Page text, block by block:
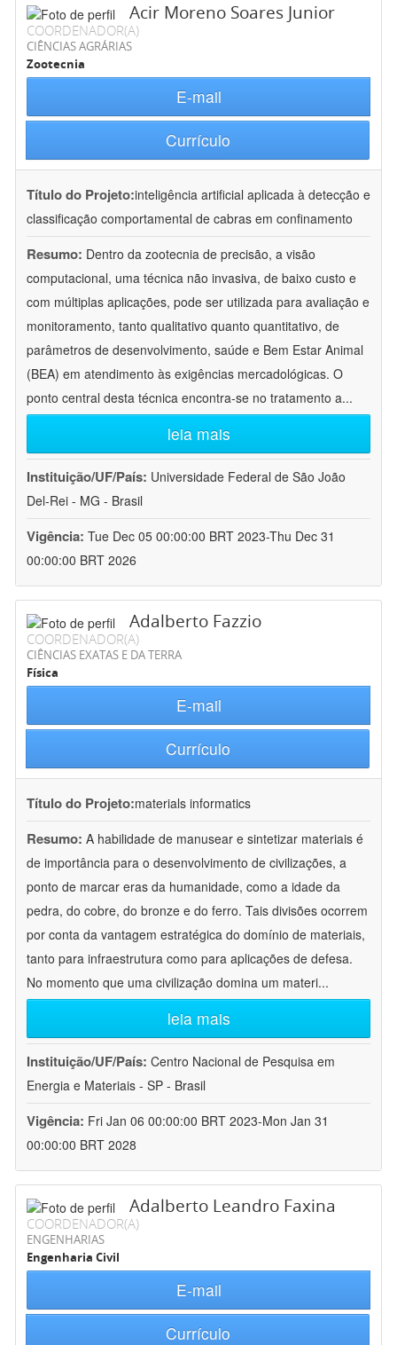
Acir Moreno Soares Junior
COORDENADOR(A)
CIÊNCIAS AGRÁRIAS
Zootecnia
E-mail
Currículo
Título do Projeto:inteligência artificial aplicada à detecção e
classificação comportamental de cabras em confinamento
Resumo: Dentro da zootecnia de precisão, a visão
computacional, uma técnica não invasiva, de baixo custo e
com múltiplas aplicações, pode ser utilizada para avaliação e
monitoramento, tanto qualitativo quanto quantitativo, de
parâmetros de desenvolvimento, saúde e Bem Estar Animal
(BEA) em atendimento às exigências mercadológicas. O
ponto central desta técnica encontra-se no tratamento a...
leia mais
Instituição/UF/País: Universidade Federal de São João
Del-Rei - MG - Brasil
Vigência: Tue Dec 05 00:00:00 BRT 2023-Thu Dec 31
00:00:00 BRT 2026
Adalberto Fazzio
COORDENADOR(A)
CIÊNCIAS EXATAS E DA TERRA
Física
E-mail
Currículo
Título do Projeto:materials informatics
Resumo: A habilidade de manusear e sintetizar materiais é
de importância para o desenvolvimento de civilizações, a
ponto de marcar eras da humanidade, como a idade da
pedra, do cobre, do bronze e do ferro. Tais divisões ocorrem
por conta da vantagem estratégica do domínio de materiais,
tanto para infraestrutura como para aplicações de defesa.
No momento que uma civilização domina um materi...
leia mais
Instituição/UF/País: Centro Nacional de Pesquisa em
Energia e Materiais - SP - Brasil
Vigência: Fri Jan 06 00:00:00 BRT 2023-Mon Jan 31
00:00:00 BRT 2028
Adalberto Leandro Faxina
COORDENADOR(A)
ENGENHARIAS
Engenharia Civil
E-mail
Currículo